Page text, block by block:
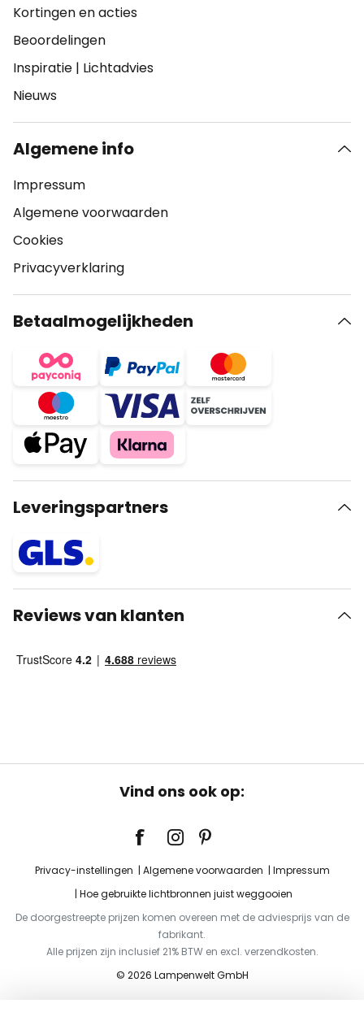
Kortingen en acties
Beoordelingen
Inspiratie | Lichtadvies
Nieuws
Algemene info
Impressum
Algemene voorwaarden
Cookies
Privacyverklaring
Betaalmogelijkheden
Leveringspartners
Reviews van klanten
Vind ons ook op:
Privacy-instellingen Algemene voorwaarden
Impressum
Hoe gebruikte lichtbronnen juist weggooien
De doorgestreepte prijzen komen overeen met de adviesprijs van de
fabrikant.
Alle prijzen zijn inclusief 21% BTW en excl. verzendkosten.
© 2026 Lampenwelt GmbH